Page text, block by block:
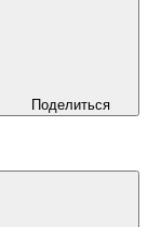
Поделиться